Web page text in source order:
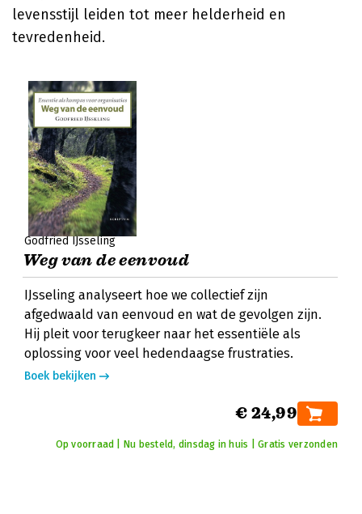
levensstijl leiden tot meer helderheid en
tevredenheid.
Godfried IJsseling
Weg van de eenvoud
IJsseling analyseert hoe we collectief zijn
afgedwaald van eenvoud en wat de gevolgen zijn.
Hij pleit voor terugkeer naar het essentiële als
oplossing voor veel hedendaagse frustraties.
Boek bekijken
€ 24,99
Op voorraad | Nu besteld, dinsdag in huis | Gratis verzonden